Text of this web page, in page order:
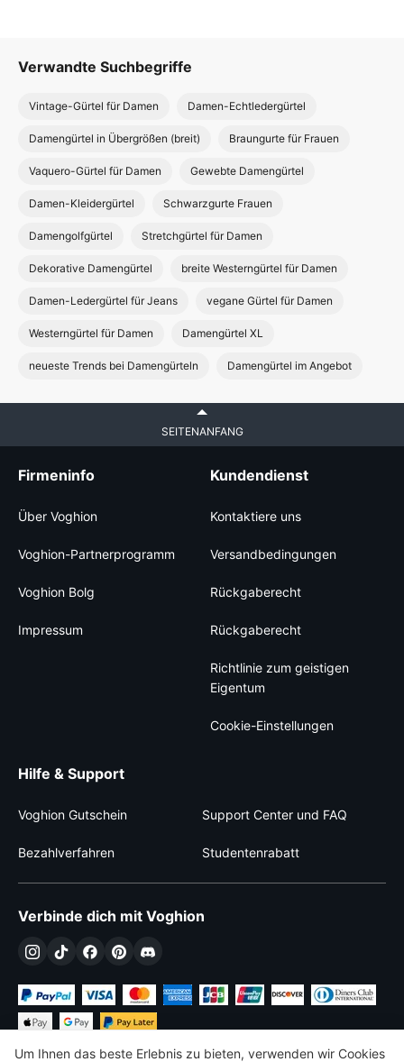
Verwandte Suchbegriffe
Vintage-Gürtel für Damen Damen-Echtledergürtel
Damengürtel in Übergrößen (breit) Braungurte für Frauen
Vaquero-Gürtel für Damen Gewebte Damengürtel
Damen-Kleidergürtel Schwarzgurte Frauen
Damengolfgürtel Stretchgürtel für Damen
Dekorative Damengürtel breite Westerngürtel für Damen
Damen-Ledergürtel für Jeans vegane Gürtel für Damen
Westerngürtel für Damen Damengürtel XL
neueste Trends bei Damengürteln Damengürtel im Angebot
SEITENANFANG
Firmeninfo
Über Voghion
Voghion-Partnerprogramm
Voghion Bolg
Impressum
Kundendienst
Kontaktiere uns
Versandbedingungen
Rückgaberecht
Rückgaberecht
Richtlinie zum geistigen
Eigentum
Cookie-Einstellungen
Hilfe & Support
Voghion Gutschein Support Center und FAQ
Bezahlverfahren Studentenrabatt
Verbinde dich mit Voghion
Um Ihnen das beste Erlebnis zu bieten, verwenden wir Cookies